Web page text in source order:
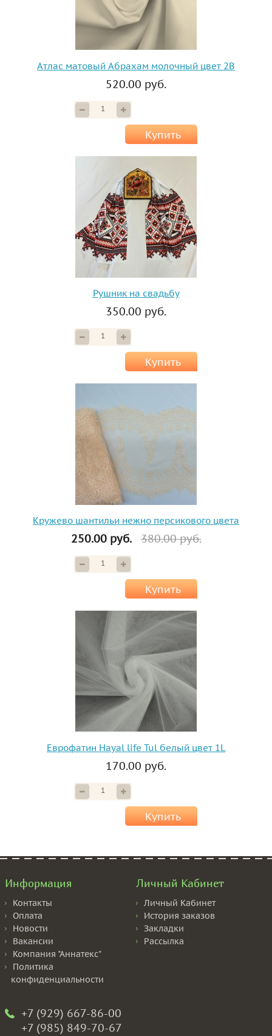
Атлас матовый Абрахам молочный цвет 2B
520.00 руб.
Купить
Рушник на свадьбу
350.00 руб.
Купить
Кружево шантильи нежно персикового цвета
250.00 руб. 380.00 руб.
Купить
Еврофатин Hayal life Tul белый цвет 1L
170.00 руб.
Купить
Информация
Контакты
Оплата
Новости
Вакансии
Компания "Аннатекс"
Политика
конфиденциальности
Личный Кабинет
Личный Кабинет
История заказов
Закладки
Рассылка
+7 (929) 667-86-00
+7 (985) 849-70-67